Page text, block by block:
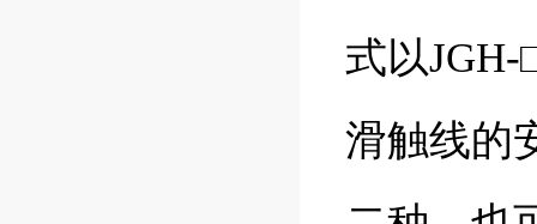
式以
滑触线的